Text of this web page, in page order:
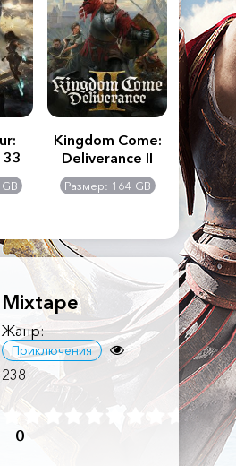
Kingdom Come:
Deliverance II
Размер: 164 GB
The
Mixtape
Жанр:
Приключения
238
0